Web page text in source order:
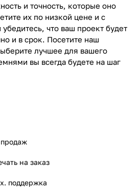
и точность, которые оно
их по низкой цене и с
что ваш проект будет
и в срок. Посетите наш
лучшее для вашего
вы всегда будете на шаг
на заказ
поддержка